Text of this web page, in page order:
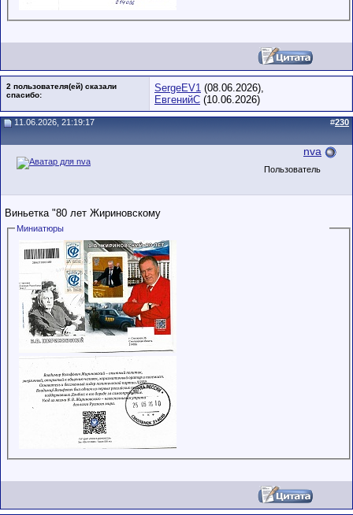
2 пользователя(ей) сказали
cпасибо:
SergeEV1 (08.06.2026),
ЕвгенийС (10.06.2026)
11.06.2026, 21:19:17 #230
nva
Пользователь
Виньетка "80 лет Жириновскому
Миниатюры